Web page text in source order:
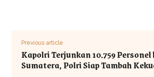
Previous article
Kapolri Terjunkan 10.759
Sumatera, Polri Siap Tambah